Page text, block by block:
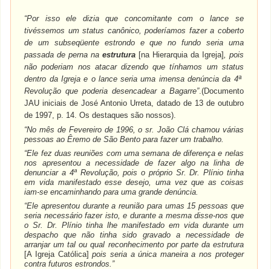
“Por isso ele dizia que concomitante com o lance se
tivéssemos um status canônico, poderíamos fazer a coberto
de um subseqüente estrondo e que no fundo seria uma
passada de perna naestrutura [na Hierarquia da Igreja], pois
não poderiam nos atacar dizendo que tínhamos um status
dentro da Igreja e o lance seria uma imensa denúncia da 4ª
Revolução que poderia desencadear a Bagarre”.(Documento
JAU iniciais de José Antonio Urreta, datado de 13 de outubro
de 1997, p. 14. Os destaques são nossos).
“No mês de Fevereiro de 1996, o sr. João Clá chamou várias
pessoas ao Êremo de São Bento para fazer um trabalho.
“Ele fez duas reuniões com uma semana de diferença e nelas
nos apresentou a necessidade de fazer algo na linha de
denunciar a 4a Revolução, pois o próprio Sr. Dr. Plínio tinha
em vida manifestado esse desejo, uma vez que as coisas
iam-se encaminhando para uma grande denúncia.
“Ele apresentou durante a reunião para umas 15 pessoas que
seria necessário fazer isto, e durante a mesma disse-nos que
o Sr. Dr. Plínio tinha lhe manifestado em vida durante um
despacho que não tinha sido gravado a necessidade de
arranjar um tal ou qual reconhecimento por parte da estrutura
[A Igreja Católica] pois seria a única maneira a nos proteger
contra futuros estrondos.”